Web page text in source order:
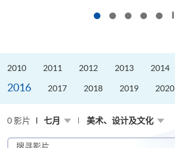
2010 2011 2012 2013 2014
2016 2017 2018 2019 2020
0 影片 七月 美术、设计及文化
搜